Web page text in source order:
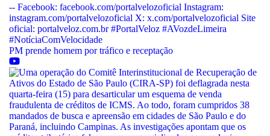
PM prende homem por tráfico e receptação